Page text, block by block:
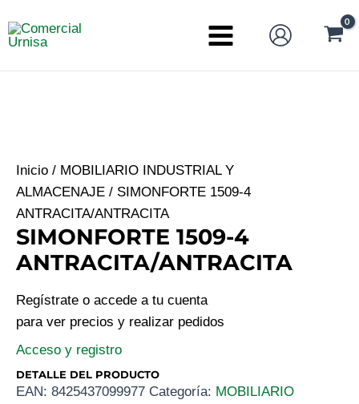
al
Main
Inicio / MOBILIARIO INDUSTRIAL Y
ALMACENAJE / SIMONFORTE 1509-4
ANTRACITA/ANTRACITA
SIMONFORTE 1509-4
ANTRACITA/ANTRACITA
Regístrate o accede a tu cuenta
para ver precios y realizar pedidos
Acceso y registro
DETALLE DEL PRODUCTO
EAN: 8425437099977 Categoría: MOBILIARIO